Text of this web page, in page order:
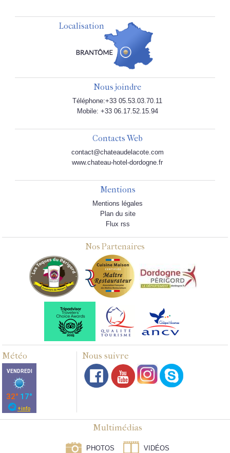
Localisation
Nous joindre
Téléphone:+33 05.53.03.70.11
Mobile: +33 06.17.52.15.94
Contacts Web
contact@chateaudelacote.com
www.chateau-hotel-dordogne.fr
Mentions
Mentions légales
Plan du site
Flux rss
Nos Partenaires
Météo Nous suivre
Multimédias
PHOTOS VIDÉOS